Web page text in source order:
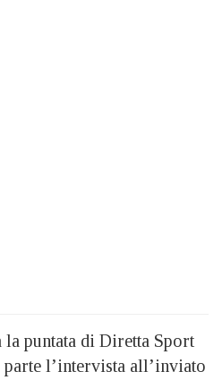
la puntata di Diretta Sport
l’intervista all’inviato